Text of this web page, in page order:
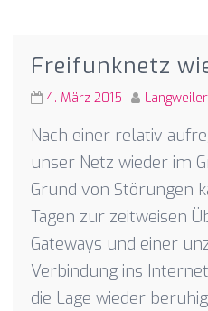
Freifunknetz
4. März 2015 Langweiler
Nach einer relativ
unser Netz wieder im
Grund von Störungen
Tagen zur zeitweisen
Gateways und einer
Verbindung ins
die Lage wieder